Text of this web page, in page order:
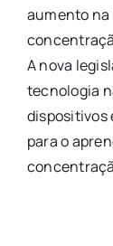
aumento
A nova
tecnologia
dispositivos
para o